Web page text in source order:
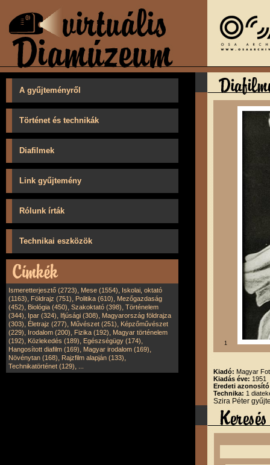
A gyűjteményről
Történet és technikák
Diafilmek
Link gyűjtemény
Rólunk írták
Technikai eszközök
Ismeretterjesztő (2723), Mese (1554), Iskolai, oktató
(1163), Földrajz (751), Politika (610), Mezőgazdaság
(452), Biológia (450), Szakoktató (398), Történelem
(344), Ipar (324), Ifjúsági (308), Magyarország földrajza
(303), Életrajz (277), Művészet (251), Képzőművészet
(229), Irodalom (200), Fizika (192), Magyar történelem
(192), Közlekedés (189), Egészségügy (174),
Hangosított diafilm (169), Magyar irodalom (169),
Növénytan (168), Rajzfilm alapján (133),
Technikatörténet (129),
1
Kiadó: Magyar
Kiadás éve: 1951
Eredeti
Technika: 1
Szira Péter